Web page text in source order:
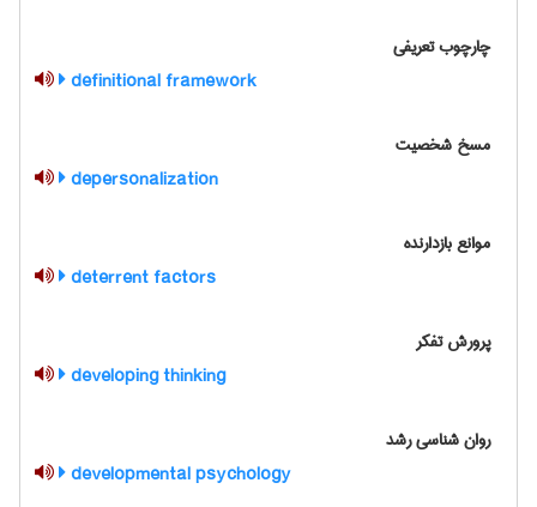
چارچوب تعريفي
definitional framework
مسخ شخصیت
depersonalization
موانع بازدارنده
deterrent factors
پرورش تفکر
developing thinking
روان شناسی رشد
developmental psychology